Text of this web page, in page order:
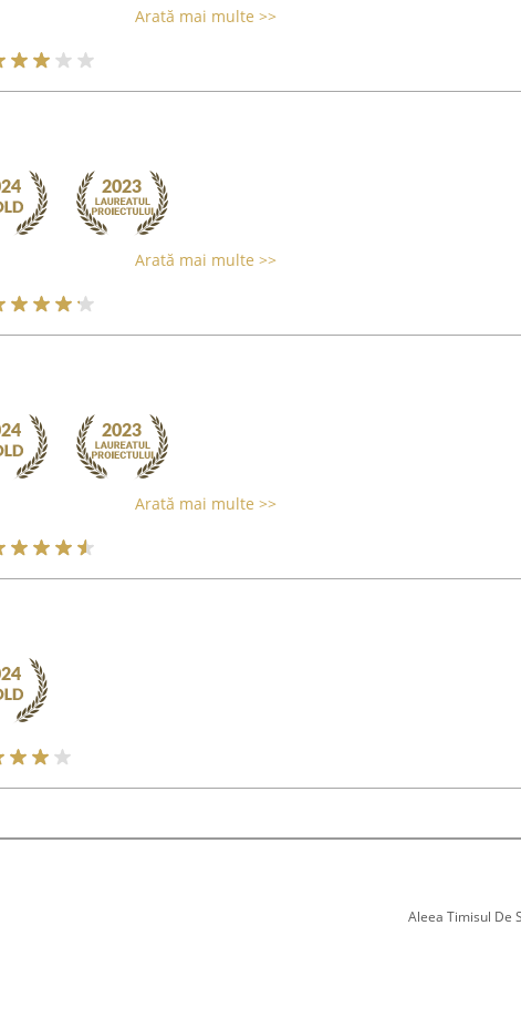
Arată mai multe >>
Arată mai multe >>
Arată mai multe >>
Aleea Timisul De